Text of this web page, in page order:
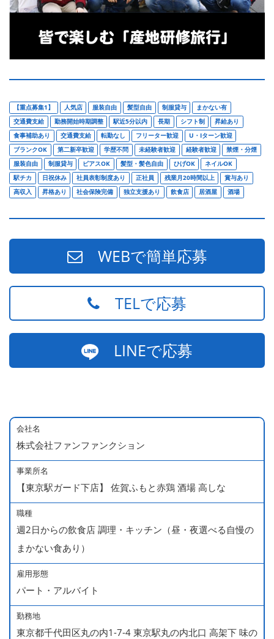
【重点募集1】 人気店 服装自由 髪型自由 制服貸与
まかない有
交通費支給
勤務開始時期調整 駅近5分以内 長期 シフト制
昇給あり
食事補助あり
交通費支給 転勤なし フリーター歓迎
U・Iターン歓迎
ブランクOK
第二新卒歓迎 学歴不問 未経験者歓迎 経験者歓迎
禁煙・分煙
服装自由
制服貸与 ピアスOK 髪型・髪色自由 ひげOK
ネイルOK
駅チカ
日祝休み 社員表彰制度あり 正社員 残業月20時間以上
賞与あり
高収入
昇格あり 社会保険完備 独立支援あり 飲食店 居酒屋 酒場
WEBで簡単応募
TELで応募
LINEで応募
会社名
株式会社ファンファンクション
事業所名
【東京駅ガード下店】 佐賀ふもと赤鶏 酒場 高しな
職種
週2日からの飲食店 調理・キッチン（昼・夜選べる自慢の
まかない食あり）
雇用形態
パート・アルバイト
勤務地
東京都千代田区丸の内1-7-4 東京駅丸の内北口 高架下 味の